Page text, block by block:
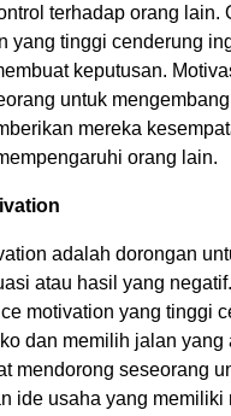
terhadap orang lain.
yang tinggi cenderung
keputusan.
untuk
mereka
orang lain.
adalah dorongan
atau hasil yang
motivation yang tinggi
dan memilih jalan yang
mendorong seseorang
ide usaha yang memiliki